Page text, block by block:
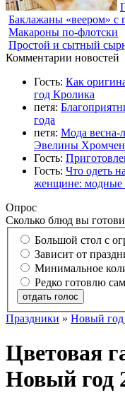
Баклажаны «веером»
Макароны по-флотски
Простой и сытный
Комментарии новостей
Гость: Как
год Кролика
петя:
года
петя: Мода весна-
Эвелины
Гость:
Гость: Что одеть
женщине: модные
Опрос
Сколько блюд вы
Большой стол с
Зависит от
Минимальное
Редко готовлю
отдать голос
Праздники » Новый год
Цветовая
Новый год